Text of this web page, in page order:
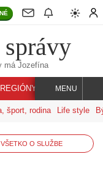
má Jozefína
REGIÓNY INDEX SVET
MENU
šport, rodina Life style
VŠETKO O SLUŽBE